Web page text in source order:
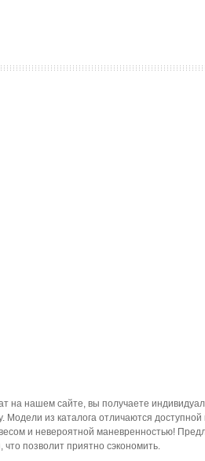
на нашем сайте, вы получаете
Модели из каталога отличаются
и невероятной маневренностью!
позволит приятно сэкономить.